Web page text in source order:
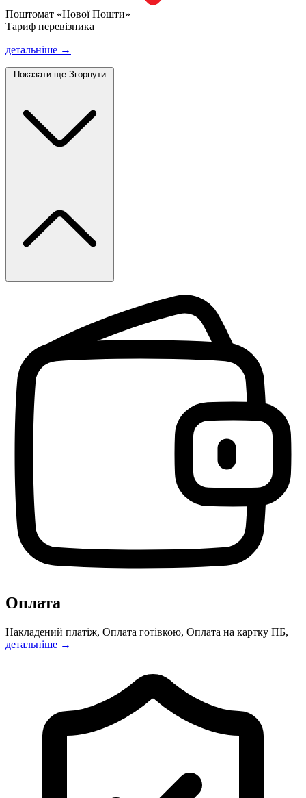
Поштомат «Нової Пошти»
Тариф перевізника
детальніше →
Показати ще Згорнути
Оплата
Накладений платіж, Оплата готівкою, Оплата на картку ПБ,
детальніше →